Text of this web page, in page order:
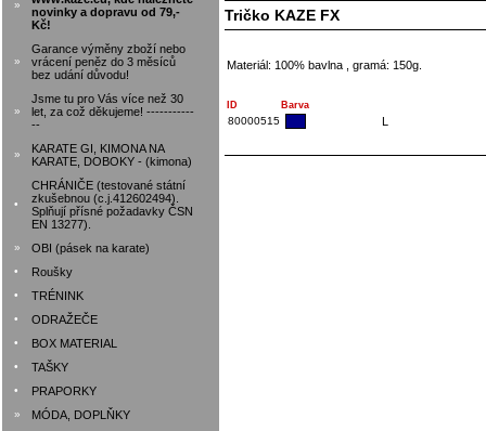
»
novinky a dopravu od 79,-
Kč!
»
Garance výměny zboží nebo
vrácení peněz do 3 měsíců
bez udání důvodu!
»
Jsme tu pro Vás více než 30
let, za což děkujeme! -----------
--
»
KARATE GI, KIMONA NA
KARATE, DOBOKY - (kimona)
•
CHRÁNIČE (testované státní
zkušebnou (c.j.412602494).
Splňují přísné požadavky ČSN
EN 13277).
» OBI (pásek na karate)
• Roušky
• TRÉNINK
• ODRAŽEČE
• BOX MATERIAL
• TAŠKY
• PRAPORKY
»
MÓDA, DOPLŇKY
Tričko KAZE FX
Materiál: 100% bavlna , gramá: 150g.
ID Barva
80000515 L